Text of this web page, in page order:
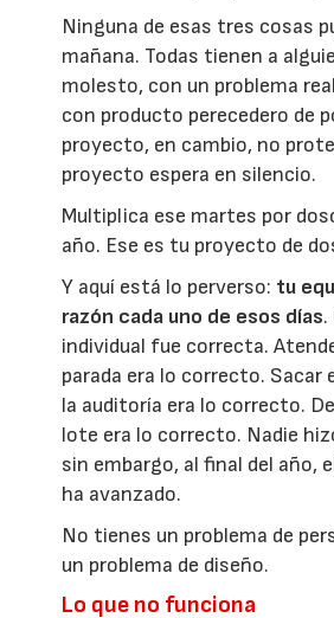
Ninguna de esas tres cosas
mañana. Todas tienen a
molesto, con un problema
con producto perecedero de
proyecto, en cambio, no
proyecto espera en silencio.
Multiplica ese martes por
año. Ese es tu proyecto de
Y aquí está lo perverso: tu
razón cada uno de esos días.
individual fue correcta.
parada era lo correcto. Sacar
la auditoría era lo correcto.
lote era lo correcto. Nadie
sin embargo, al final del año,
ha avanzado.
No tienes un problema de
un problema de diseño.
Lo que no funciona